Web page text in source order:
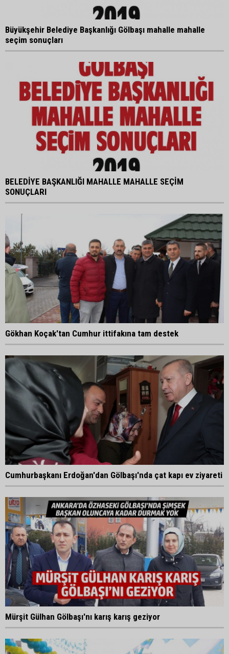
Büyükşehir Belediye Başkanlığı Gölbaşı mahalle mahalle
seçim sonuçları
BELEDİYE BAŞKANLIĞI MAHALLE MAHALLE SEÇİM
SONUÇLARI
Gökhan Koçak'tan Cumhur ittifakına tam destek
Cumhurbaşkanı Erdoğan'dan Gölbaşı'nda çat kapı ev ziyareti
Mürşit Gülhan Gölbaşı'nı karış karış geziyor